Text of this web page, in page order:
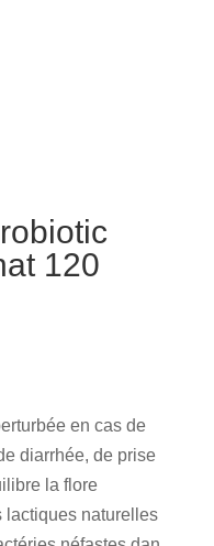
120
en cas de
diarrhée, de prise
la flore
lactiques naturelles